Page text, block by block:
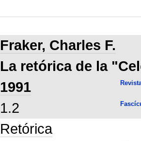
Fraker, Charles F.
La retórica de la
1991
1.2
Retórica